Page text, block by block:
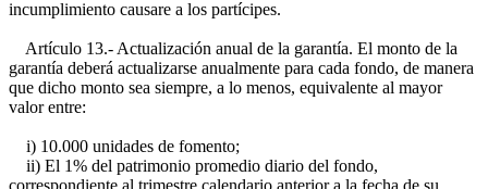
incumplimiento causare a los partícipes.
Artículo 13.- Actualización anual de la garantía. El monto de la
garantía deberá actualizarse anualmente para cada fondo, de manera
que dicho monto sea siempre, a lo menos, equivalente al mayor
valor entre:
i) 10.000 unidades de fomento;
ii) El 1% del patrimonio promedio diario del fondo,
correspondiente al trimestre calendario anterior a la fecha de su